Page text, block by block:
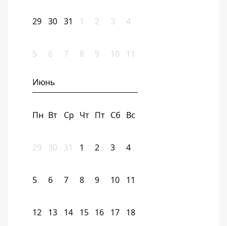
29 30 31 1 2 3 4
5 6 7 8 9 10 11
Июнь
Пн Вт Ср Чт Пт Сб Вс
29 30 31 1 2 3 4
5 6 7 8 9 10 11
12 13 14 15 16 17 18